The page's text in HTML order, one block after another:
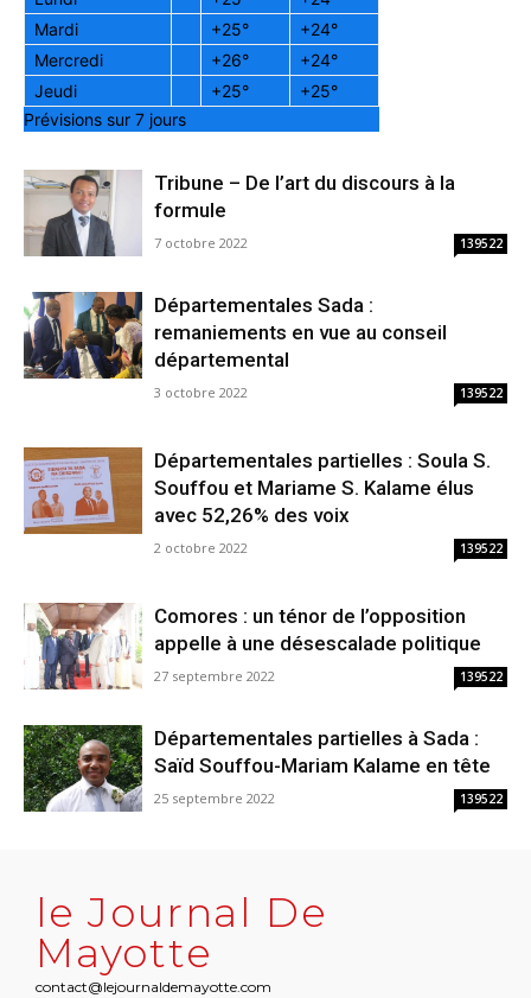
Mardi
+25° +24°
Mercredi
+26° +24°
Jeudi
+25° +25°
Prévisions sur 7 jours
Tribune – De l’art du discours à la
formule
7 octobre 2022 139522
Départementales Sada :
remaniements en vue au conseil
départemental
3 octobre 2022 139522
Départementales partielles : Soula S.
Souffou et Mariame S. Kalame élus
avec 52,26% des voix
2 octobre 2022 139522
Comores : un ténor de l’opposition
appelle à une désescalade politique
27 septembre 2022 139522
Départementales partielles à Sada :
Saïd Souffou-Mariam Kalame en tête
25 septembre 2022 139522
le Journal De
Mayotte
contact@lejournaldemayotte.com